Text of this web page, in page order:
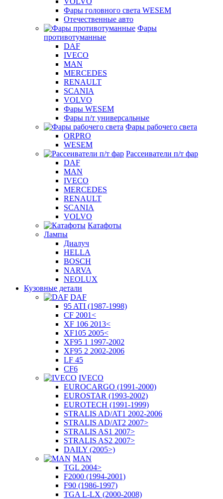
Фары головного света WESEM
Отечественные авто
Фары
противотуманные
DAF
IVECO
MAN
MERCEDES
RENAULT
SCANIA
VOLVO
Фары WESEM
Фары п/т универсальные
Фары рабочего света
ORPRO
WESEM
Рассеиватели п/т фар
DAF
MAN
IVECO
MERCEDES
RENAULT
SCANIA
VOLVO
Катафоты
Лампы
Диалуч
HELLA
BOSCH
NARVA
NEOLUX
Кузовные детали
DAF
95 ATI (1987-1998)
CF 2001<
XF 106 2013<
XF105 2005<
XF95 1 1997-2002
XF95 2 2002-2006
LF 45
CF6
IVECO
EUROCARGO (1991-2000)
EUROSTAR (1993-2002)
EUROTECH (1991-1999)
STRALIS AD/AT1 2002-2006
STRALIS AD/AT2 2007>
STRALIS AS1 2007>
STRALIS AS2 2007>
DAILY (2005>)
MAN
TGL 2004>
F2000 (1994-2001)
F90 (1986-1997)
TGA L-LX (2000-2008)